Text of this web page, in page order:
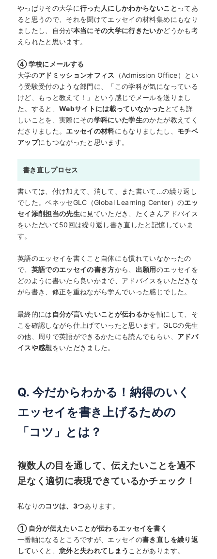
何から始める？
ブログ
EVENTS
やっぱりその大学に行った人にしかわからないこと ってあ
ると思うので、それを聞けてエッセイの材料集めにもなり
ましたし、自分が本当にその大学に行きたいかどうかも考
えられたと思います。
④ 学校にメールする
大学のアドミッションオフィス
（Admission Office）とい
う受験受付のような部門に、「この学科が気になっている
けど、もっと教えて！」という感じでメールを送りまし
た。すると、 Webサイトには載っていなかった とても詳
しいことを、実際にその学科にいた学生のかたが教えてく
ださりました。 エッセイの材料にもなりましたし、 モチベ
アップにもつながったと思います。
書き直しプロセス
書いては、付け加えて、消して、また書いて…の繰り返し
でした。ベネッセGLC（Global Learning Center）のエッ
セイ添削担当の先生に見ていただき、たくさんアドバイス
をいただいて50回は繰り返し書き直したと記憶していま
す。
英語のエッセイを書くこと自体にも慣れていなかったの
で、 英語でのエッセイの書き方から、 出願用のエッセイを
どのように書いたら良いかまで、アドバイスをいただきな
がら書き、修正を重ねながら学んでいった感じでした。
最終的には 自分が言いたいことが伝わるかを軸にして、そ
こを確認しながら仕上げていったと思います。GLCの先生
の他、周りで英語ができるかたにも読んでもらい、 アドバ
イスや感想をいただきました。
Q. 今だからわかる！納得のいく
エッセイを書き上げるための
「コツ」とは？
複数人の目を通して、伝えたいことを過不
足なく適切に表現できているかチェック！
私なりのコツは、3つあります。
① 自分が伝えたいことが伝わるエッセイを書く
一番軸になるところですが、エッセイの書き直しを繰り返
していくと、 意外と失われてしまう ことがあります。